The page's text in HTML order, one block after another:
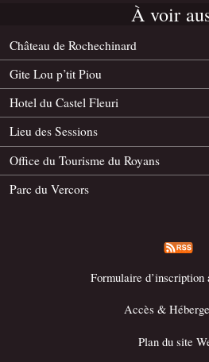
À voir
Château de Rochechinard
Gite Lou p’tit Piou
Hotel du Castel Fleuri
Lieu des Sessions
Office du Tourisme du Royans
Parc du Vercors
Formulaire d’inscription
Accès &
Plan du site